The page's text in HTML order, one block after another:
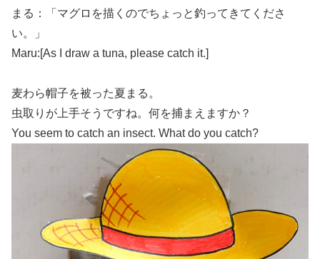
まる：「マグロを描くのでちょっと釣ってきてくださ
い。」
Maru:[As I draw a tuna, please catch it.]
麦わら帽子を被った夏まる。
虫取りが上手そうですね。何を捕まえますか？
You seem to catch an insect. What do you catch?